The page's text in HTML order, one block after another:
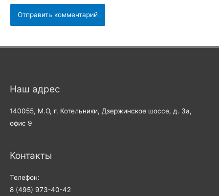
Наш адрес
140055, М.О, г. Котельники, Дзержинское шоссе, д. 3а,
офис 9
Контакты
Телефон:
8 (495) 973-40-42